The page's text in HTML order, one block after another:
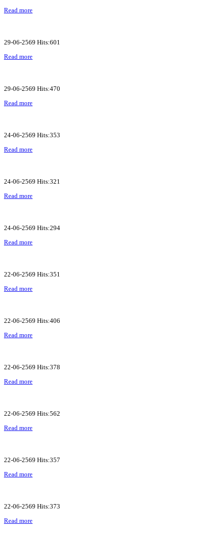
Read more
29-06-2569 Hits:601
Read more
29-06-2569 Hits:470
Read more
24-06-2569 Hits:353
Read more
24-06-2569 Hits:321
Read more
24-06-2569 Hits:294
Read more
22-06-2569 Hits:351
Read more
22-06-2569 Hits:406
Read more
22-06-2569 Hits:378
Read more
22-06-2569 Hits:562
Read more
22-06-2569 Hits:357
Read more
22-06-2569 Hits:373
Read more